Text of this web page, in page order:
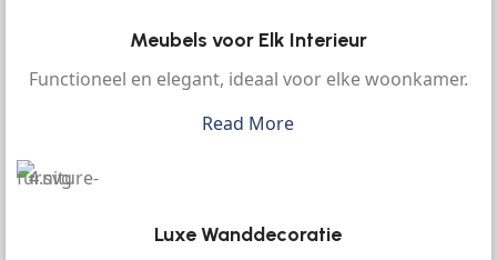
Meubels voor Elk Interieur
Functioneel en elegant, ideaal voor elke woonkamer.
Read More
Luxe Wanddecoratie